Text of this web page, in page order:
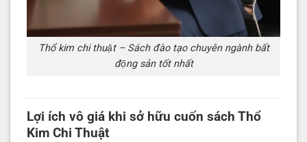
Thổ kim chi thuật – Sách đào tạo chuyên ngành bất
động sản tốt nhất
Lợi ích vô giá khi sở hữu cuốn sách Thổ
Kim Chi Thuật